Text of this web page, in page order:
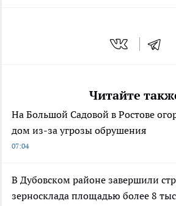
Читайте
На Большой Садовой в Ростове
дом из-за угрозы обрушения
07:04
В Дубовском районе завершили
зерносклада площадью более 8